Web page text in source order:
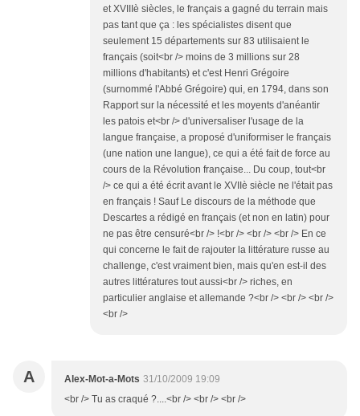
et XVIIIè siècles, le français a gagné du terrain mais
pas tant que ça : les spécialistes disent que
seulement 15 départements sur 83 utilisaient le
français (soit<br /> moins de 3 millions sur 28
millions d'habitants) et c'est Henri Grégoire
(surnommé l'Abbé Grégoire) qui, en 1794, dans son
Rapport sur la nécessité et les moyents d'anéantir
les patois et<br /> d'universaliser l'usage de la
langue française, a proposé d'uniformiser le français
(une nation une langue), ce qui a été fait de force au
cours de la Révolution française... Du coup, tout<br
/> ce qui a été écrit avant le XVIIè siècle ne l'était pas
en français ! Sauf Le discours de la méthode que
Descartes a rédigé en français (et non en latin) pour
ne pas être censuré<br /> !<br /> <br /> <br /> En ce
qui concerne le fait de rajouter la littérature russe au
challenge, c'est vraiment bien, mais qu'en est-il des
autres littératures tout aussi<br /> riches, en
particulier anglaise et allemande ?<br /> <br /> <br />
<br />
A Alex-Mot-a-Mots 31/10/2009 19:09
<br /> Tu as craqué ?....<br /> <br /> <br />